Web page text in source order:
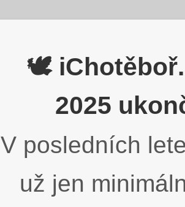
🕊️
2025
V posledních
už jen